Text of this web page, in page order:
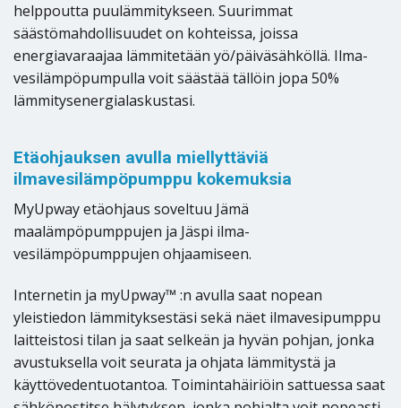
helppoutta puulämmitykseen. Suurimmat
säästömahdollisuudet on kohteissa, joissa
energiavaraajaa lämmitetään yö/päiväsähköllä. Ilma-
vesilämpöpumpulla voit säästää tällöin jopa 50%
lämmitysenergialaskustasi.
Etäohjauksen avulla miellyttäviä
ilmavesilämpöpumppu kokemuksia
MyUpway etäohjaus soveltuu Jämä
maalämpöpumppujen ja Jäspi ilma-
vesilämpöpumppujen ohjaamiseen.
Internetin ja myUpway™ :n avulla saat nopean
yleistiedon lämmityksestäsi sekä näet ilmavesipumppu
laitteistosi tilan ja saat selkeän ja hyvän pohjan, jonka
avustuksella voit seurata ja ohjata lämmitystä ja
käyttövedentuotantoa. Toimintahäiriöin sattuessa saat